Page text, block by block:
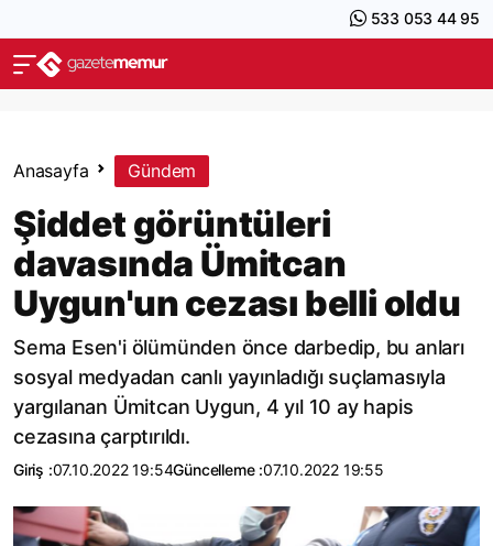
533 053 44 95
Anasayfa Gündem
Şiddet görüntüleri
davasında Ümitcan
Uygun'un cezası belli oldu
Sema Esen'i ölümünden önce darbedip, bu anları
sosyal medyadan canlı yayınladığı suçlamasıyla
yargılanan Ümitcan Uygun, 4 yıl 10 ay hapis
cezasına çarptırıldı.
Giriş :07.10.2022 19:54Güncelleme :07.10.2022 19:55